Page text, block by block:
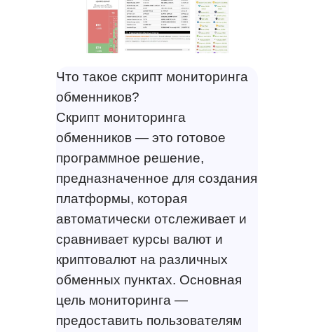
Что такое скрипт мониторинга
обменников?
Скрипт мониторинга
обменников — это готовое
программное решение,
предназначенное для создания
платформы, которая
автоматически отслеживает и
сравнивает курсы валют и
криптовалют на различных
обменных пунктах. Основная
цель мониторинга —
предоставить пользователям